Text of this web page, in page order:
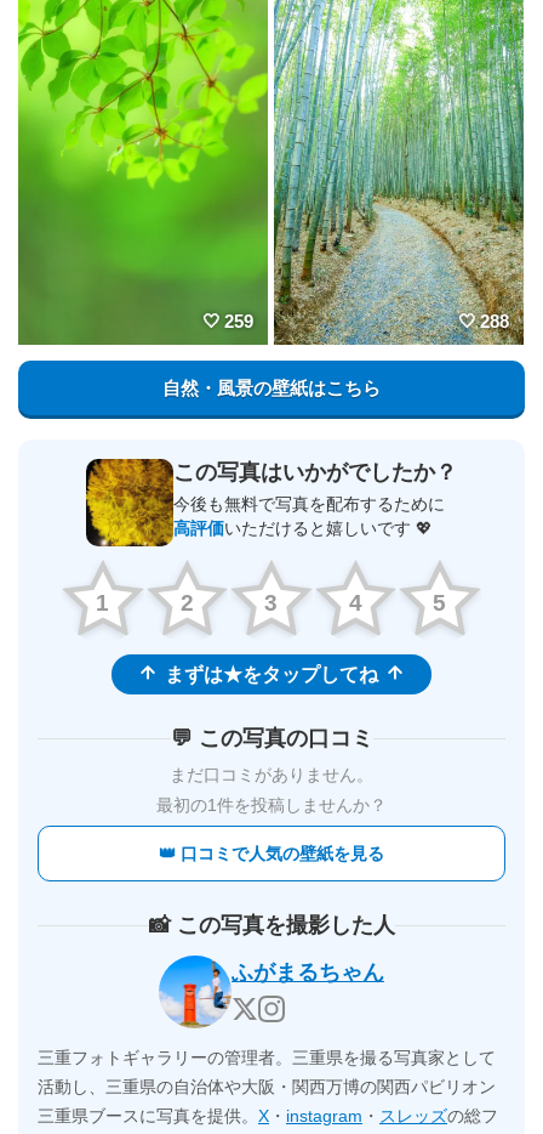
259 288
自然・風景の壁紙はこちら
この写真はいかがでしたか？
今後も無料で写真を配布するために
高評価いただけると嬉しいです 💖
1 2 3 4 5
まずは★をタップしてね
💬 この写真の口コミ
まだ口コミがありません。
最初の1件を投稿しませんか？
👑 口コミで人気の壁紙を見る
📸 この写真を撮影した人
ふがまるちゃん
三重フォトギャラリーの管理者。三重県を撮る写真家として
活動し、三重県の自治体や大阪・関西万博の関西パビリオン
三重県ブースに写真を提供。 X ・ instagram ・ スレッズの総フ